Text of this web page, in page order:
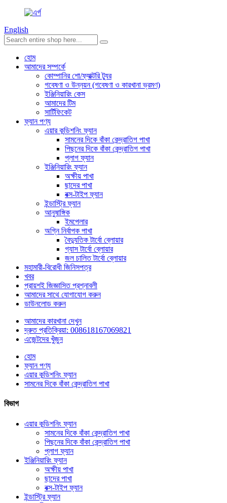
English
হোম
আমাদের সম্পর্কে
কোম্পানির শো/ফ্যাক্টরি ট্যুর
গবেষণা ও উন্নয়ন (গবেষণা ও কারখানা ভ্রমণ)
ইঞ্জিনিয়ারিং কেস
আমাদের টিম
সার্টিফিকেট
ফ্যান পণ্য
এয়ার কন্ডিশনিং ফ্যান
সামনের দিকে বাঁকা কেন্দ্রাতিগ পাখা
পিছনের দিকে বাঁকা কেন্দ্রাতিগ পাখা
প্লাগ ফ্যান
ইঞ্জিনিয়ারিং ফ্যান
অক্ষীয় পাখা
ছাদের পাখা
বক্স-টাইপ ফ্যান
ইন্ডাস্ট্রি ফ্যান
আনুষাঙ্গিক
ইমপেলার
অগ্নি নির্বাপক পাখা
বৈদ্যুতিক টার্বো ব্লোয়ার
গ্যাস টার্বো ব্লোয়ার
জল চালিত টার্বো ব্লোয়ার
মহামারী-বিরোধী জিনিসপত্র
খবর
প্রায়শই জিজ্ঞাসিত প্রশ্নাবলী
আমাদের সাথে যোগাযোগ করুন
ডাউনলোড করুন
আমাদের কারখানা দেখুন
দ্রুত প্রতিক্রিয়া: 008618167069821
এজেন্টদের খুঁজুন
হোম
ফ্যান পণ্য
এয়ার কন্ডিশনিং ফ্যান
সামনের দিকে বাঁকা কেন্দ্রাতিগ পাখা
বিভাগ
এয়ার কন্ডিশনিং ফ্যান
সামনের দিকে বাঁকা কেন্দ্রাতিগ পাখা
পিছনের দিকে বাঁকা কেন্দ্রাতিগ পাখা
প্লাগ ফ্যান
ইঞ্জিনিয়ারিং ফ্যান
অক্ষীয় পাখা
ছাদের পাখা
বক্স-টাইপ ফ্যান
ইন্ডাস্ট্রি ফ্যান